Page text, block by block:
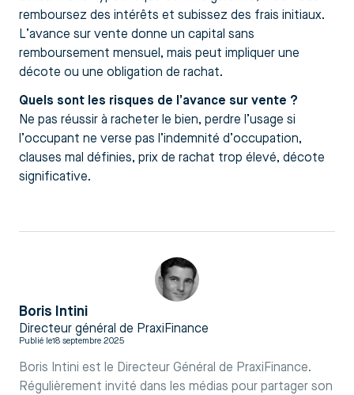
remboursez des intérêts et subissez des frais initiaux.
L’avance sur vente donne un capital sans
remboursement mensuel, mais peut impliquer une
décote ou une obligation de rachat.
Quels sont les risques de l’avance sur vente ?
Ne pas réussir à racheter le bien, perdre l’usage si
l’occupant ne verse pas l’indemnité d’occupation,
clauses mal définies, prix de rachat trop élevé, décote
significative.
Boris Intini
Directeur général de PraxiFinance
Publié le18 septembre 2025
Boris Intini est le Directeur Général de PraxiFinance.
Régulièrement invité dans les médias pour partager son